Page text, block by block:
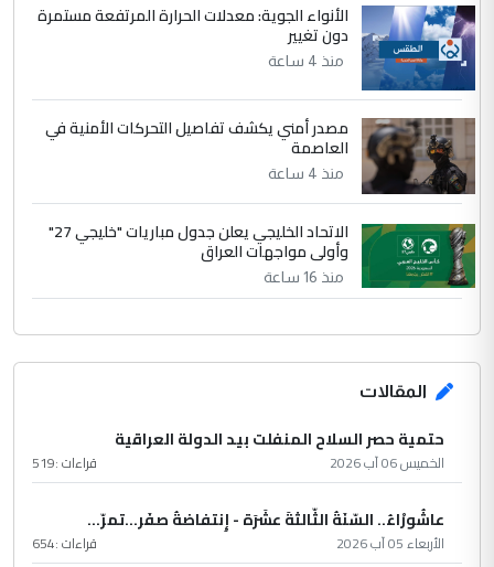
الأنواء الجوية: معدلات الحرارة المرتفعة مستمرة
دون تغيير
منذ 4 ساعة
مصدر أمني يكشف تفاصيل التحركات الأمنية في
العاصمة
منذ 4 ساعة
الاتحاد الخليجي يعلن جدول مباريات "خليجي 27"
وأولى مواجهات العراق
منذ 16 ساعة
المقالات
حتمية حصر السلاح المنفلت بيد الدولة العراقية
الخميس 06 آب 2026 قراءات :519
عاشُورْاءُ.. السّنَةُ الثّالثةَ عشَرَة - إِنتفاضةُ صفَر…تمرّ...
الأربعاء 05 آب 2026 قراءات :654